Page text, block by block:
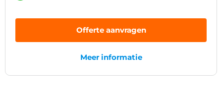
Offerte aanvragen
Meer informatie